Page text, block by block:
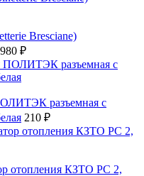
Bresciane)
980 ₽
разъемная с
210 ₽
отопления КЗТО РС 2,